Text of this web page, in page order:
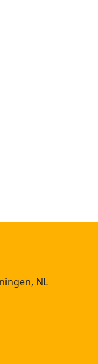
NL